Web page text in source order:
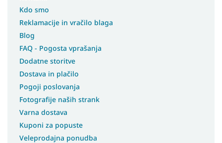
Kdo smo
Reklamacije in vračilo blaga
Blog
FAQ - Pogosta vprašanja
Dodatne storitve
Dostava in plačilo
Pogoji poslovanja
Fotografije naših strank
Varna dostava
Kuponi za popuste
Veleprodajna ponudba